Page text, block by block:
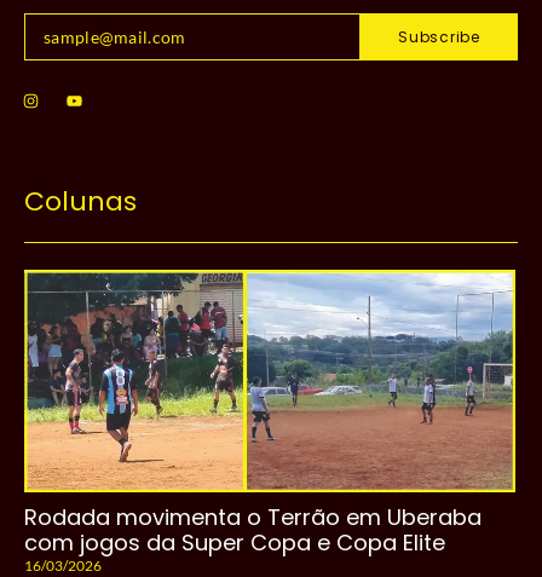
Subscribe
Colunas
Rodada movimenta o Terrão em Uberaba
com jogos da Super Copa e Copa Elite
16/03/2026